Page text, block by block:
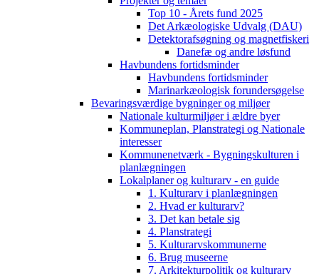
Top 10 - Årets fund 2025
Det Arkæologiske Udvalg (DAU)
Detektorafsøgning og magnetfiskeri
Danefæ og andre løsfund
Havbundens fortidsminder
Havbundens fortidsminder
Marinarkæologisk forundersøgelse
Bevaringsværdige bygninger og miljøer
Nationale kulturmiljøer i ældre byer
Kommuneplan, Planstrategi og Nationale
interesser
Kommunenetværk - Bygningskulturen i
planlægningen
Lokalplaner og kulturarv - en guide
1. Kulturarv i planlægningen
2. Hvad er kulturarv?
3. Det kan betale sig
4. Planstrategi
5. Kulturarvskommunerne
6. Brug museerne
7. Arkitekturpolitik og kulturarv